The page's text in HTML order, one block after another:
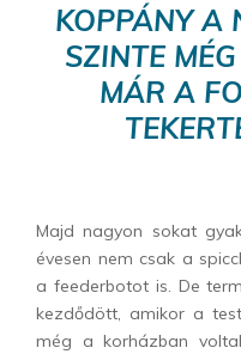
KOPPÁNY A
SZINTE
MÁR A
Majd nagyon sokat
évesen nem csak a
a feederbotot is. De
kezdődött, amikor a
még a korházban